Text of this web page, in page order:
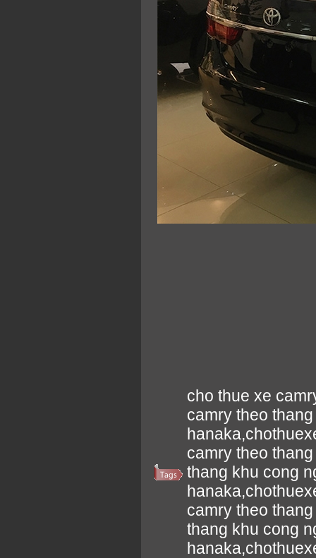
cho thue xe
camry theo
camry theo
thang khu cong
camry theo
thang khu cong